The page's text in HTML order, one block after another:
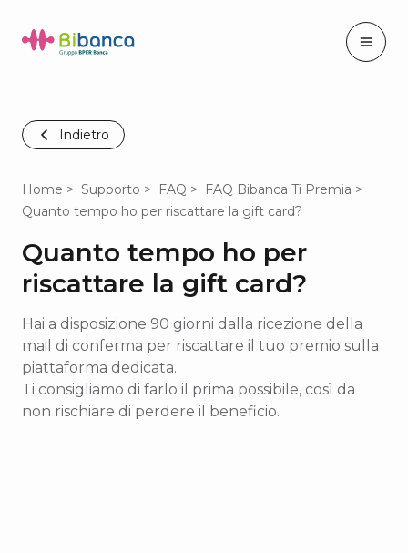
Indietro
Home Supporto FAQ
FAQ Bibanca Ti Premia
Quanto tempo ho per riscattare la gift card?
Quanto tempo ho per
riscattare la gift card?
Hai a disposizione 90 giorni dalla ricezione della
mail di conferma per riscattare il tuo premio sulla
piattaforma dedicata.
Ti consigliamo di farlo il prima possibile, così da
non rischiare di perdere il beneficio.